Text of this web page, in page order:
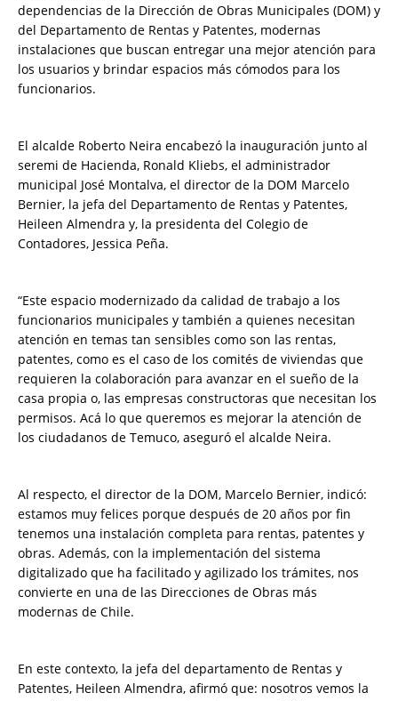
dependencias de la Dirección de Obras Municipales (DOM) y
del Departamento de Rentas y Patentes, modernas
instalaciones que buscan entregar una mejor atención para
los usuarios y brindar espacios más cómodos para los
funcionarios.
El alcalde Roberto Neira encabezó la inauguración junto al
seremi de Hacienda, Ronald Kliebs, el administrador
municipal José Montalva, el director de la DOM Marcelo
Bernier, la jefa del Departamento de Rentas y Patentes,
Heileen Almendra y, la presidenta del Colegio de
Contadores, Jessica Peña.
“Este espacio modernizado da calidad de trabajo a los
funcionarios municipales y también a quienes necesitan
atención en temas tan sensibles como son las rentas,
patentes, como es el caso de los comités de viviendas que
requieren la colaboración para avanzar en el sueño de la
casa propia o, las empresas constructoras que necesitan los
permisos. Acá lo que queremos es mejorar la atención de
los ciudadanos de Temuco, aseguró el alcalde Neira.
Al respecto, el director de la DOM, Marcelo Bernier, indicó:
estamos muy felices porque después de 20 años por fin
tenemos una instalación completa para rentas, patentes y
obras. Además, con la implementación del sistema
digitalizado que ha facilitado y agilizado los trámites, nos
convierte en una de las Direcciones de Obras más
modernas de Chile.
En este contexto, la jefa del departamento de Rentas y
Patentes, Heileen Almendra, afirmó que: nosotros vemos la